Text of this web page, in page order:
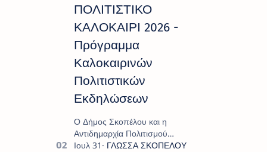
ΠΟΛΙΤΙΣΤΙΚΟ
ΚΑΛΟΚΑΙΡΙ 2026 -
Πρόγραμμα
Καλοκαιρινών
Πολιτιστικών
Εκδηλώσεων
Ο Δήμος Σκοπέλου και η
Αντιδημαρχία Πολιτισμού
παρουσιάζουν το πρόγραμμα «